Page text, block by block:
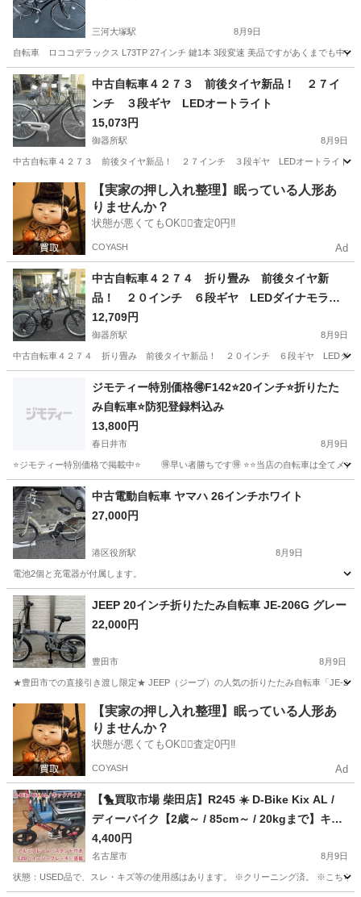
三河大塚駅 8月9日
自転車 ロココデラックス L73TP 27インチ 鍵1本 3段変速 美品ですがあくまでも中古
愛知 蒲郡市 三河大塚駅 その他 ロココ
中古自転車４２７３ 前後タイヤ新品！ ２７イ
ンチ ３段ギヤ LEDオートライト
15,073円
御器所駅 8月9日
中古自転車４２７３ 前後タイヤ新品！ ２７インチ ３段ギヤ LEDオートライト ★
愛知 名古屋市 御器所駅 自転車 タイヤ
【実家の押し入れ整理】眠っている人形あ
りませんか？
状態が悪くてもOK🙆‍♀️査定0円‼️
COYASH Ad
中古自転車４２７４ 折り畳み 前後タイヤ新
品！ ２０インチ ６段ギヤ LEDダイナモライ
ト
12,709円
御器所駅 8月9日
中古自転車４２７４ 折り畳み 前後タイヤ新品！ ２０インチ ６段ギヤ LEDダイ
折りたたみ自転車 ダイナモ
ジモティー特別価格🉐F142⭐️20インチ⭐️折りたた
み自転車⭐️防犯登録料込み
13,800円
春日井市 8月9日
⭐️ジモティー特別価格で掲載中⭐️ 🉐早い者勝ちです🉐 ⭐️⭐️当店の自転車は全てメ
愛知 春日井市 折りたたみ自転車 防犯登録
中古電動自転車 ヤマハ 26インチホワイト
27,000円
港区役所駅 8月9日
電池2個と充電器が付属します。
愛知 名古屋市 港区役所駅 電動アシスト自転車
JEEP 20インチ折りたたみ自転車 JE-206G グレー
22,000円
豊田市 8月9日
★豊田市での直接引き渡し限定★ JEEP（ジープ）の人気の折りたたみ自転車「JE-
愛知 豊田市 折りたたみ自転車
【実家の押し入れ整理】眠っている人形あ
りませんか？
状態が悪くてもOK🙆‍♀️査定0円‼️
COYASH Ad
【🐤買取市場 柴田店】R245 ☀️ D-Bike Kix AL /
ディーバイク【2歳～ / 85cm～ / 20kgまで】キッ
クバイク⭐ クリーニング済
4,400円
名古屋市 8月9日
状態：USED品で、スレ・キズ等の使用感はあります。 ※クリーニング済。 ※こちら